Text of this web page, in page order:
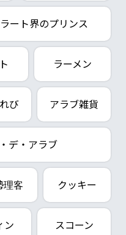
ート界のプリンス
ラーメン
び アラブ雑貨
デ・アラブ
理客 クッキー
ン スコーン